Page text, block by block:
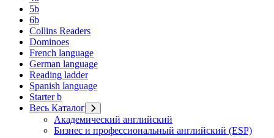
5b
6b
Collins Readers
Dominoes
French language
German language
Reading ladder
Spanish language
Starter b
Весь Каталог
Академический английский
Бизнес и профессиональный английский (ESP)